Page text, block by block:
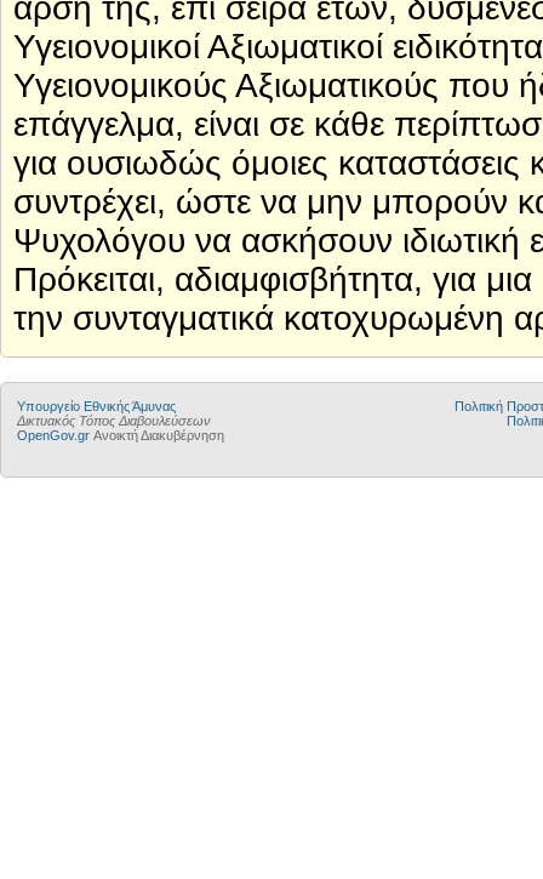
άρση της, επί σειρά ετών,
Υγειονομικοί Αξιωματικοί
Υγειονομικούς Αξιωματικούς που
επάγγελμα, είναι σε κάθε
για ουσιωδώς όμοιες καταστάσεις
συντρέχει, ώστε να μην μπορούν
Ψυχολόγου να ασκήσουν ιδιωτική
Πρόκειται, αδιαμφισβήτητα, για
την συνταγματικά κατοχυρωμένη
Υπουργείο Εθνικής Άμυνας
Δικτυακός Τόπος Διαβουλεύσεων
OpenGov.gr Ανοικτή Διακυβέρνηση
Πολιτική